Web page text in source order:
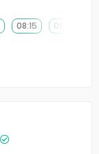
08:15 08:30